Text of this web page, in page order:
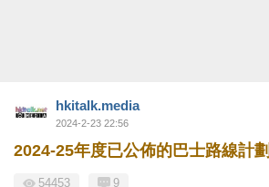
hkitalk.media
2024-2-23 22:56
2024-25年度已公佈的巴士路線計劃
54453 9